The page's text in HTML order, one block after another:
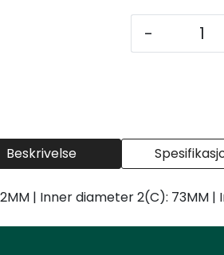
-
Beskrivelse
| Inner diameter 2(C): 73MM |